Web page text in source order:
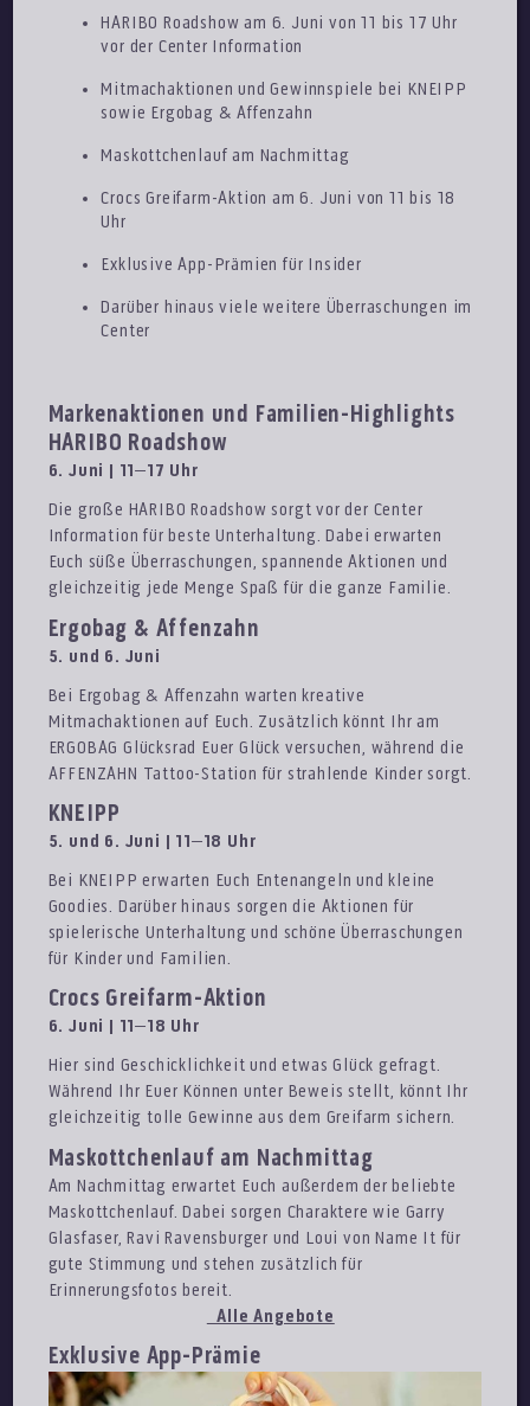
HARIBO Roadshow am 6. Juni von 11 bis 17 Uhr
vor der Center Information
Mitmachaktionen und Gewinnspiele bei KNEIPP
sowie Ergobag & Affenzahn
Maskottchenlauf am Nachmittag
Crocs Greifarm-Aktion am 6. Juni von 11 bis 18
Uhr
Exklusive App-Prämien für Insider
Darüber hinaus viele weitere Überraschungen im
Center
Markenaktionen und Familien-Highlights
HARIBO Roadshow
6. Juni | 11–17 Uhr
Die große HARIBO Roadshow sorgt vor der Center
Information für beste Unterhaltung. Dabei erwarten
Euch süße Überraschungen, spannende Aktionen und
gleichzeitig jede Menge Spaß für die ganze Familie.
Ergobag & Affenzahn
5. und 6. Juni
Bei Ergobag & Affenzahn warten kreative
Mitmachaktionen auf Euch. Zusätzlich könnt Ihr am
ERGOBAG Glücksrad Euer Glück versuchen, während die
AFFENZAHN Tattoo-Station für strahlende Kinder sorgt.
KNEIPP
5. und 6. Juni | 11–18 Uhr
Bei KNEIPP erwarten Euch Entenangeln und kleine
Goodies. Darüber hinaus sorgen die Aktionen für
spielerische Unterhaltung und schöne Überraschungen
für Kinder und Familien.
Crocs Greifarm-Aktion
6. Juni | 11–18 Uhr
Hier sind Geschicklichkeit und etwas Glück gefragt.
Während Ihr Euer Können unter Beweis stellt, könnt Ihr
gleichzeitig tolle Gewinne aus dem Greifarm sichern.
Maskottchenlauf am Nachmittag
Am Nachmittag erwartet Euch außerdem der beliebte
Maskottchenlauf. Dabei sorgen Charaktere wie Garry
Glasfaser, Ravi Ravensburger und Loui von Name It für
gute Stimmung und stehen zusätzlich für
Erinnerungsfotos bereit.
Alle Angebote
Exklusive App-Prämie